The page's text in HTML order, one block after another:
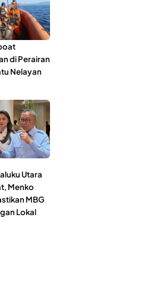
di Perairan
Nelayan
Utara
Menko
MBG
Lokal